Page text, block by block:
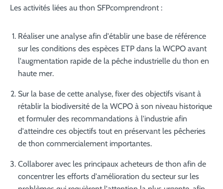
Les activités liées au thon SFPcomprendront :
Réaliser une analyse afin d'établir une base de référence
sur les conditions des espèces ETP dans la WCPO avant
l'augmentation rapide de la pêche industrielle du thon en
haute mer.
Sur la base de cette analyse, fixer des objectifs visant à
rétablir la biodiversité de la WCPO à son niveau historique
et formuler des recommandations à l'industrie afin
d'atteindre ces objectifs tout en préservant les pêcheries
de thon commercialement importantes.
Collaborer avec les principaux acheteurs de thon afin de
concentrer les efforts d'amélioration du secteur sur les